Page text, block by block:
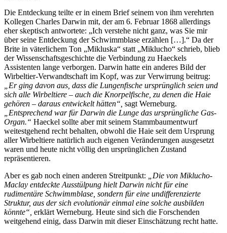
Die Entdeckung teilte er in einem Brief seinem von ihm verehrten
Kollegen Charles Darwin mit, der am 6. Februar 1868 allerdings
eher skeptisch antwortete: „Ich verstehe nicht ganz, was Sie mir
über seine Entdeckung der Schwimmblase erzählen […].“ Da der
Brite in väterlichem Ton „Mikluska“ statt „Miklucho“ schrieb, blieb
der Wissenschaftsgeschichte die Verbindung zu Haeckels
Assistenten lange verborgen. Darwin hatte ein anderes Bild der
Wirbeltier-Verwandtschaft im Kopf, was zur Verwirrung beitrug:
„Er ging davon aus, dass die Lungenfische ursprünglich seien und
sich alle Wirbeltiere – auch die Knorpelfische, zu denen die Haie
gehören – daraus entwickelt hätten“, sagt Werneburg.
„Entsprechend war für Darwin die Lunge das ursprüngliche Gas-
Organ.“ Haeckel sollte aber mit seinem Stammbaumentwurf
weitestgehend recht behalten, obwohl die Haie seit dem Ursprung
aller Wirbeltiere natürlich auch eigenen Veränderungen ausgesetzt
waren und heute nicht völlig den ursprünglichen Zustand
repräsentieren.
Aber es gab noch einen anderen Streitpunkt:
„Die von Miklucho-
Maclay entdeckte Ausstülpung hielt Darwin nicht für eine
rudimentäre Schwimmblase, sondern für eine undifferenzierte
Struktur, aus der sich evolutionär einmal eine solche ausbilden
könnte“, erklärt Werneburg. Heute sind sich die Forschenden
weitgehend einig, dass Darwin mit dieser Einschätzung recht hatte.